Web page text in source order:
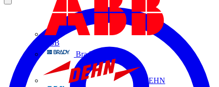
ABB
Brady
DEHN